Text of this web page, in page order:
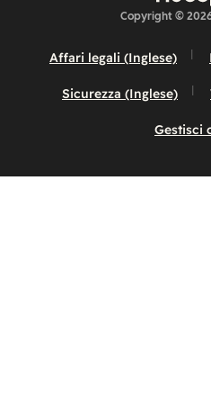
Copyright ©
Affari legali (Inglese)
Sicurezza (Inglese)
Gestisci